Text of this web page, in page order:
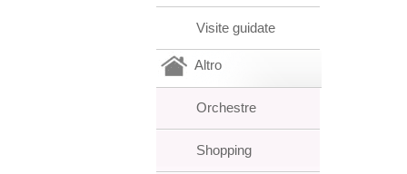
Visite guidate
Altro
Orchestre
Shopping